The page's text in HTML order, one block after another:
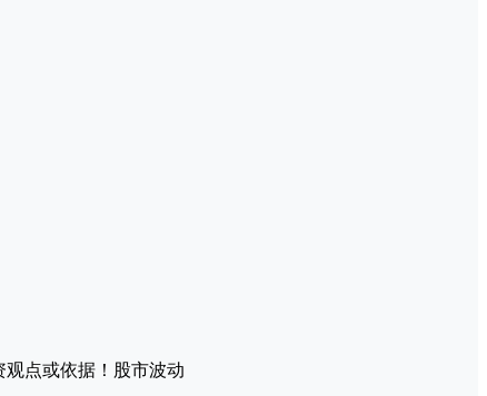
点或依据！股市波动